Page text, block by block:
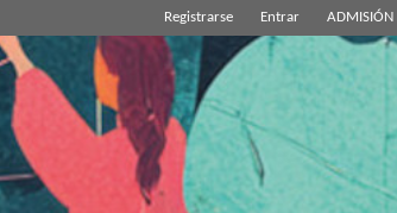
Registrarse Entrar ADMISIÓN